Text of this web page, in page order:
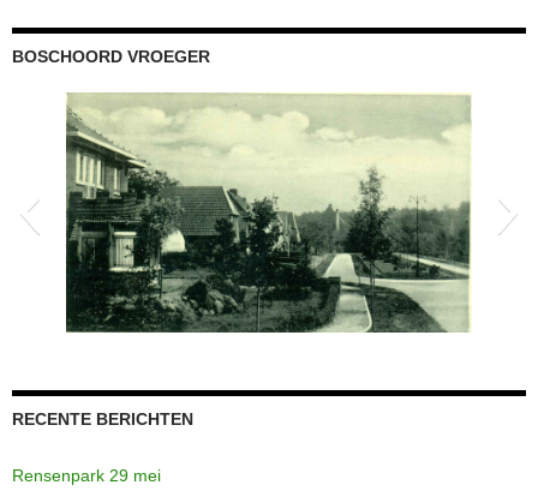
BOSCHOORD VROEGER
RECENTE BERICHTEN
Rensenpark 29 mei